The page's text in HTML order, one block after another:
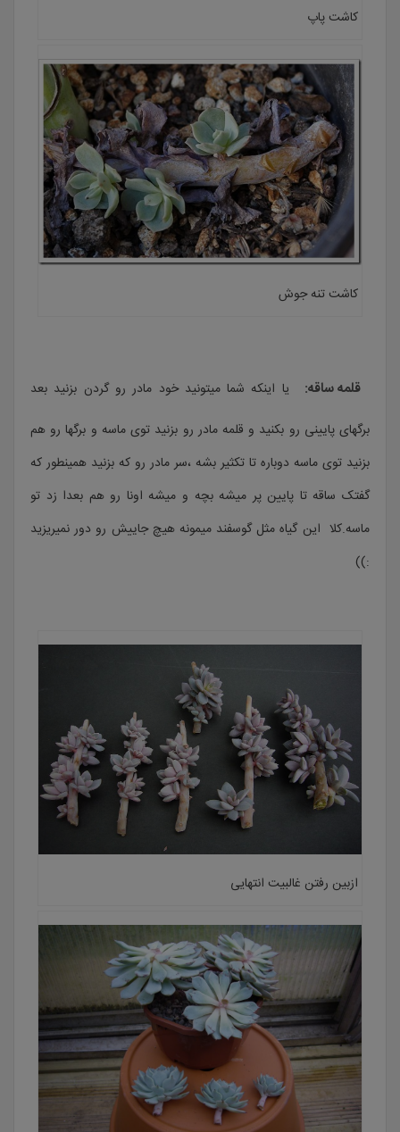
کاشت پاپ
کاشت تنه جوش
قلمه ساقه:
یا اینکه شما میتونید خود مادر رو گردن بزنید بعد
برگهای پایینی رو بکنید و قلمه مادر رو بزنید توی ماسه و برگها رو هم
بزنید توی ماسه دوباره تا تکثیر بشه ،سر مادر رو که بزنید همینطور که
گفتک ساقه تا پایین پر میشه بچه و میشه اونا رو هم بعدا زد تو
ماسه.کلا این گیاه مثل گوسفند میمونه هیچ جاییش رو دور نمیریزید
:))
ازبین رفتن غالبیت انتهایی